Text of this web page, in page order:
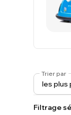
Trier par
Filtrage